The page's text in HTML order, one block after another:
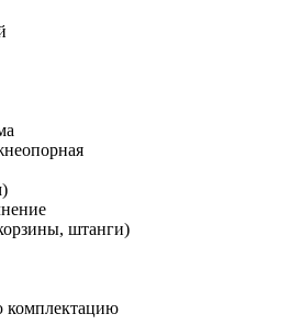
штанги)
комплектацию